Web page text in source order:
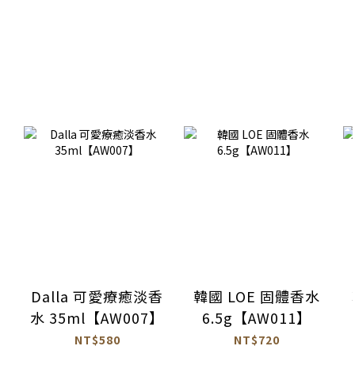
Dalla 可愛療癒淡香
水 35ml【AW007】
NT$580
韓國 LOE 固體香水
6.5g【AW011】
NT$720